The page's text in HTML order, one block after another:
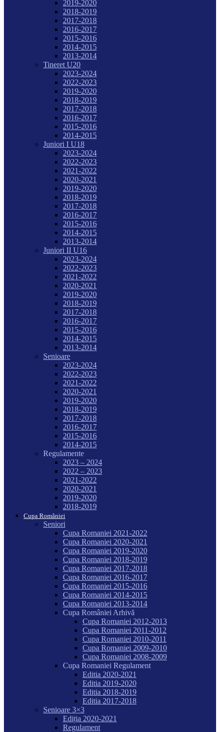
2019-2020
2018-2019
2017-2018
2016-2017
2015-2016
2014-2015
2013-2014
Tineret U20
2023-2024
2022-2023
2019-2020
2018-2019
2017-2018
2016-2017
2015-2016
2014-2015
Juniori I U18
2023-2024
2022-2023
2021-2022
2020-2021
2019-2020
2018-2019
2017-2018
2016-2017
2015-2016
2014-2015
2013-2014
Juniori II U16
2023-2024
2022-2023
2021-2022
2020-2021
2019-2020
2018-2019
2017-2018
2016-2017
2015-2016
2014-2015
2013-2014
Senioare
2023-2024
2022-2023
2021-2022
2020-2021
2019-2020
2018-2019
2017-2018
2016-2017
2015-2016
2014-2015
Regulamente
2023 – 2024
2022 – 2023
2021-2022
2020-2021
2019-2020
2018-2019
Cupa României
Seniori
Cupa Romaniei 2021-2022
Cupa Romaniei 2020-2021
Cupa Romaniei 2019-2020
Cupa Romaniei 2018-2019
Cupa Romaniei 2017-2018
Cupa Romaniei 2016-2017
Cupa Romaniei 2015-2016
Cupa Romaniei 2014-2015
Cupa Romaniei 2013-2014
Cupa României Arhivă
Cupa Romaniei 2012-2013
Cupa Romaniei 2011-2012
Cupa Romaniei 2010-2011
Cupa Romaniei 2009-2010
Cupa Romaniei 2008-2009
Cupa Romaniei Regulament
Editia 2020-2021
Editia 2019-2020
Editia 2018-2019
Editia 2017-2018
Senioare 3×3
Ediția 2020-2021
Regulament